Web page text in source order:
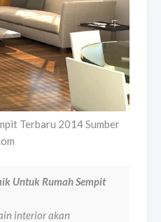
Terbaru 2014 Sumber
Untuk Rumah Sempit
interior akan